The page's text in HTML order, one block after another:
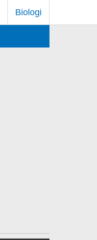
Biologi